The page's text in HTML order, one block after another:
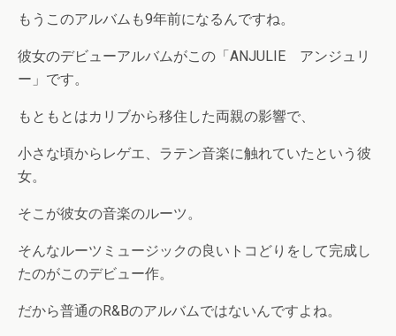
もうこのアルバムも9年前になるんですね。
彼女のデビューアルバムがこの「ANJULIE アンジュリ
ー」です。
もともとはカリブから移住した両親の影響で、
小さな頃からレゲエ、ラテン音楽に触れていたという彼
女。
そこが彼女の音楽のルーツ。
そんなルーツミュージックの良いトコどりをして完成し
たのがこのデビュー作。
だから普通のR&Bのアルバムではないんですよね。